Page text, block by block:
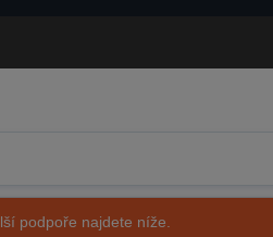
podpoře najdete níže.